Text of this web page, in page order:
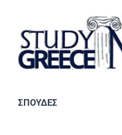
ΣΠΟΥΔΕΣ